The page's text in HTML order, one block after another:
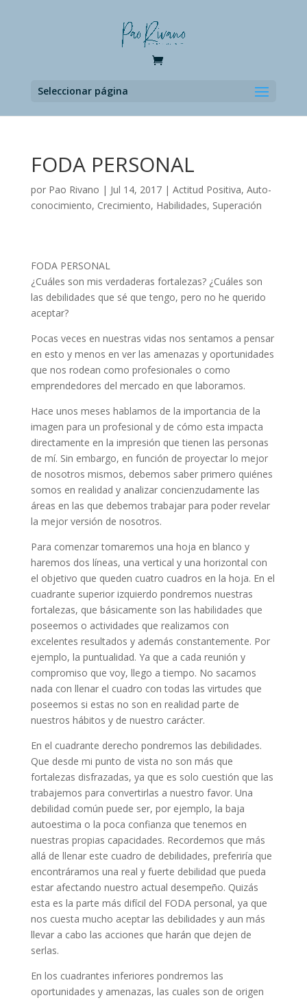
Seleccionar página
FODA PERSONAL
por Pao Rivano | Jul 14, 2017| Actitud Positiva, Auto-
conocimiento, Crecimiento, Habilidades, Superación
FODA PERSONAL
¿Cuáles son mis verdaderas fortalezas? ¿Cuáles son
las debilidades que sé que tengo, pero no he querido
aceptar?
Pocas veces en nuestras vidas nos sentamos a pensar
en esto y menos en ver las amenazas y oportunidades
que nos rodean como profesionales o como
emprendedores del mercado en que laboramos.
Hace unos meses hablamos de la importancia de la
imagen para un profesional y de cómo esta impacta
directamente en la impresión que tienen las personas
de mí. Sin embargo, en función de proyectar lo mejor
de nosotros mismos, debemos saber primero quiénes
somos en realidad y analizar concienzudamente las
áreas en las que debemos trabajar para poder revelar
la mejor versión de nosotros.
Para comenzar tomaremos una hoja en blanco y
haremos dos líneas, una vertical y una horizontal con
el objetivo que queden cuatro cuadros en la hoja. En el
cuadrante superior izquierdo pondremos nuestras
fortalezas, que básicamente son las habilidades que
poseemos o actividades que realizamos con
excelentes resultados y además constantemente. Por
ejemplo, la puntualidad. Ya que a cada reunión y
compromiso que voy, llego a tiempo. No sacamos
nada con llenar el cuadro con todas las virtudes que
poseemos si estas no son en realidad parte de
nuestros hábitos y de nuestro carácter.
En el cuadrante derecho pondremos las debilidades.
Que desde mi punto de vista no son más que
fortalezas disfrazadas, ya que es solo cuestión que las
trabajemos para convertirlas a nuestro favor. Una
debilidad común puede ser, por ejemplo, la baja
autoestima o la poca confianza que tenemos en
nuestras propias capacidades. Recordemos que más
allá de llenar este cuadro de debilidades, preferiría que
encontráramos una real y fuerte debilidad que pueda
estar afectando nuestro actual desempeño. Quizás
esta es la parte más difícil del FODA personal, ya que
nos cuesta mucho aceptar las debilidades y aun más
llevar a cabo las acciones que harán que dejen de
serlas.
En los cuadrantes inferiores pondremos las
oportunidades y amenazas, las cuales son de origen